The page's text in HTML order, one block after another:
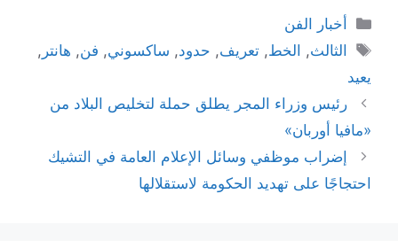
التصنيفات
أخبار الفن
الوسوم
الثالث, الخط,تعريف, حدود, ساكسوني, فن, هانتر ,
يعيد
رئيس وزراء المجر يطلق حملة لتخليص البلاد من
«مافيا أوربان»
إضراب موظفي وسائل الإعلام العامة في التشيك
احتجاجًا على تهديد الحكومة لاستقلالها